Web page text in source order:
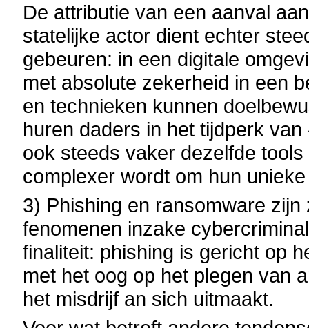
De attributie van een aanval
statelijke actor dient echter
gebeuren: in een digitale
met absolute zekerheid in een
en technieken kunnen
huren daders in het tijdperk
ook steeds vaker dezelfde
complexer wordt om hun
3) Phishing en ransomware
fenomenen inzake
finaliteit: phishing is gericht op
met het oog op het plegen van
het misdrijf an sich uitmaakt.